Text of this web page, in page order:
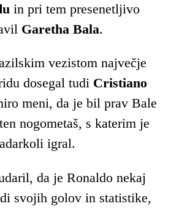
in pri tem presenetljivo
Garetha Bala.
vezistom največje
dosegal tudi Cristiano
meni, da je bil prav Bale
nogometaš, s katerim je
igral.
da je Ronaldo nekaj
svojih golov in statistike,